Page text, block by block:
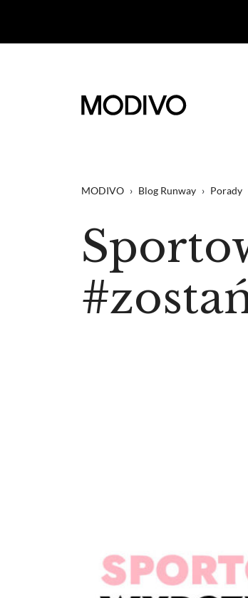
MODIVO › Blog Runway › Porady